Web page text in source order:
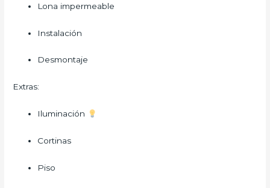
Lona impermeable
Instalación
Desmontaje
Extras:
Iluminación
Cortinas
Piso